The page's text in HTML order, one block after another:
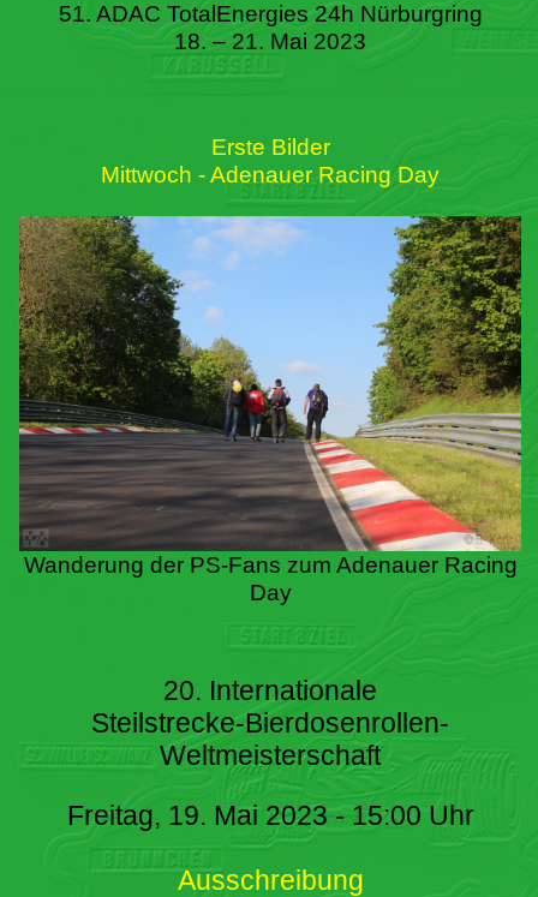
51. ADAC TotalEnergies 24h Nürburgring
18. – 21. Mai 2023
Erste Bilder
Mittwoch - Adenauer Racing Day
Wanderung der PS-Fans zum Adenauer Racing
Day
20. Internationale
Steilstrecke-Bierdosenrollen-
Weltmeisterschaft
Freitag, 19. Mai 2023 - 15:00 Uhr
Ausschreibung